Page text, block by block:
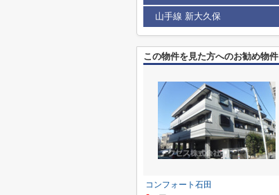
山手線 新大久保
この物件を見た方へのお勧め物件
コンフォート石田